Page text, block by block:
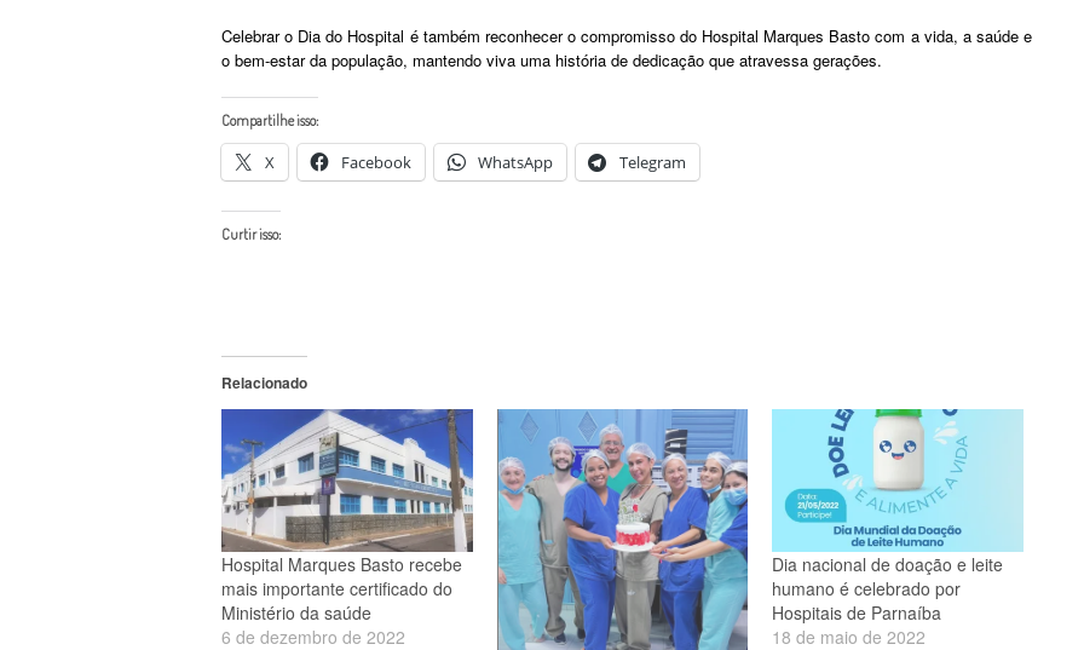
Celebrar o Dia do Hospital é também reconhecer o compromisso do Hospital Marques Basto com a vida, a saúde e
o bem-estar da população, mantendo viva uma história de dedicação que atravessa gerações.
Compartilhe isso:
X Facebook WhatsApp Telegram
Curtir isso:
Relacionado
Hospital Marques Basto recebe
mais importante certificado do
Ministério da saúde
6 de dezembro de 2022
Dia nacional de doação e leite
humano é celebrado por
Hospitais de Parnaíba
18 de maio de 2022